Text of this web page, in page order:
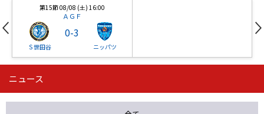
第15節 08/08 (土) 16:00
ＡＧＦ
Ｓ世田谷
0-3
ニッパツ
第16節 09/05 (土) 15:00
ニッパツ 石人の星
ニュース